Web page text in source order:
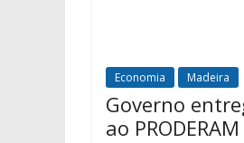
Economia Madeira
Governo
ao PRODERAM